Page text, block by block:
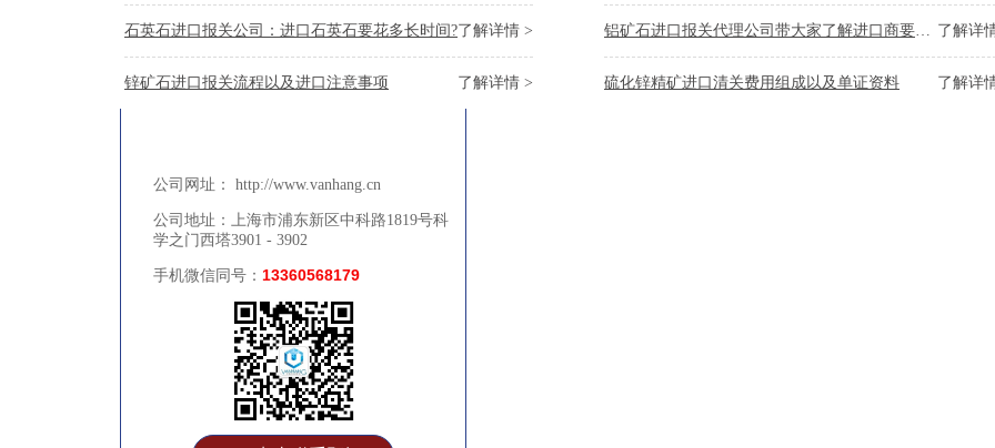
了解详情 >
石英石进口报关公司：进口石英石要花多长时间? 了解详
铝矿石进口报关代理公司带大家了解进口商要有哪些资质要求
了解详情 >
锌矿石进口报关流程以及进口注意事项 了解详
硫化锌精矿进口清关费用组成以及单证资料
联系上海进贸通国际物流公司
公司网址： http://www.vanhang.cn
公司地址：上海市浦东新区中科路1819号科
学之门西塔3901 - 3902
手机微信同号： 13360568179